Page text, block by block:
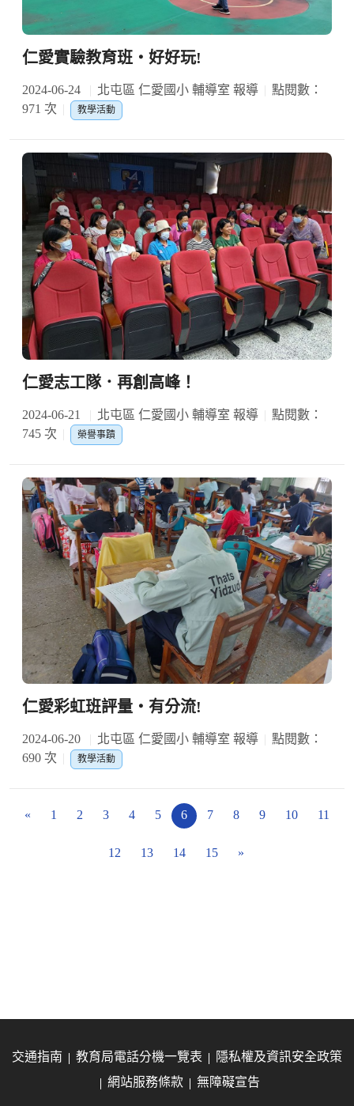
仁愛實驗教育班‧好好玩!
2024-06-24 北屯區 仁愛國小 輔導室 報導
點閱數：
971 次
教學活動
仁愛志工隊．再創高峰！
2024-06-21 北屯區 仁愛國小 輔導室 報導
點閱數：
745 次
榮譽事蹟
仁愛彩虹班評量‧有分流!
2024-06-20 北屯區 仁愛國小 輔導室 報導
點閱數：
690 次
教學活動
« 1 2 3 4 5 6 7 8 9 10 11
12 13 14 15 »
交通指南 教育局電話分機一覽表
隱私權及資訊安全政策
網站服務條款
無障礙宣告